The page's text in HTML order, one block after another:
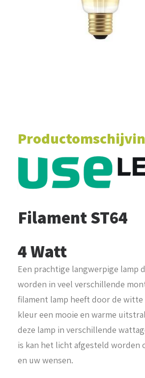
Filament ST64
4 Watt
Een prachtige langwerpige lamp
worden in veel verschillende
filament lamp heeft door de witte
kleur een mooie en warme
deze lamp in verschillende
is kan het licht afgesteld worden
en uw wensen.